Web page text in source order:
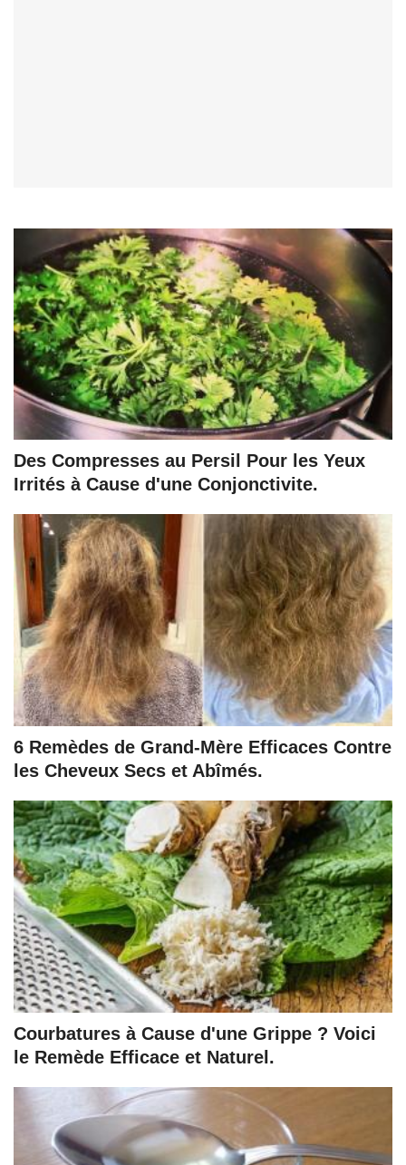
Des Compresses au Persil Pour les Yeux
Irrités à Cause d'une Conjonctivite.
6 Remèdes de Grand-Mère Efficaces Contre
les Cheveux Secs et Abîmés.
Courbatures à Cause d'une Grippe ? Voici
le Remède Efficace et Naturel.